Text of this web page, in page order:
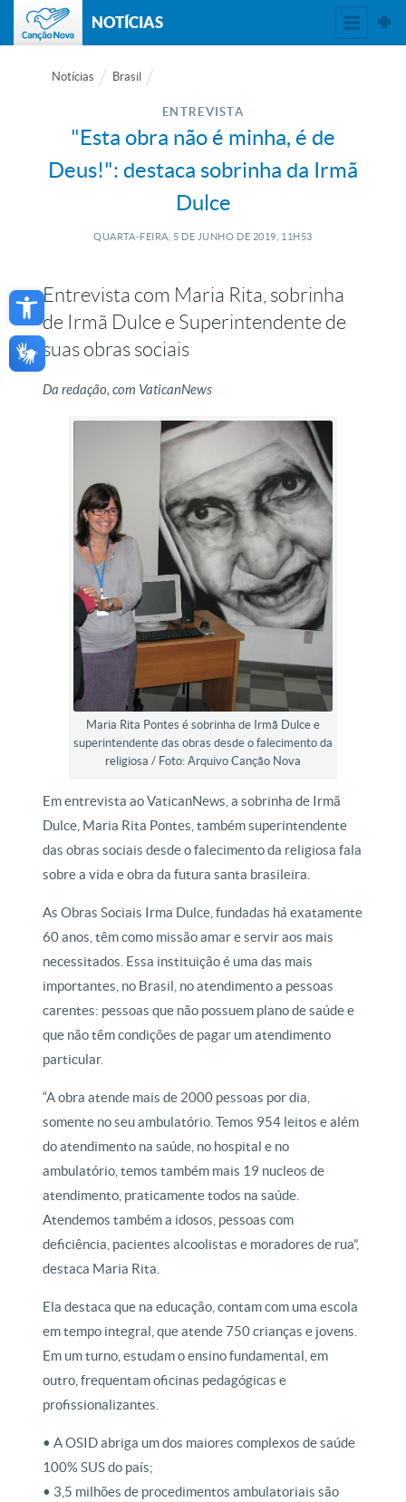
Open toolbar
NOTÍCIAS
Notícias Brasil
ENTREVISTA
"Esta obra não é minha, é de
Deus!": destaca sobrinha da Irmã
Dulce
QUARTA-FEIRA, 5 DE JUNHO DE 2019, 11H53
Entrevista com Maria Rita, sobrinha
de Irmã Dulce e Superintendente de
suas obras sociais
Da redação, com VaticanNews
Maria Rita Pontes é sobrinha de Irmã Dulce e
superintendente das obras desde o falecimento da
religiosa / Foto: Arquivo Canção Nova
Em entrevista ao VaticanNews, a sobrinha de Irmã
Dulce, Maria Rita Pontes, também superintendente
das obras sociais desde o falecimento da religiosa fala
sobre a vida e obra da futura santa brasileira.
As Obras Sociais Irma Dulce, fundadas há exatamente
60 anos, têm como missão amar e servir aos mais
necessitados. Essa instituição é uma das mais
importantes, no Brasil, no atendimento a pessoas
carentes: pessoas que não possuem plano de saúde e
que não têm condições de pagar um atendimento
particular.
“A obra atende mais de 2000 pessoas por dia,
somente no seu ambulatório. Temos 954 leitos e além
do atendimento na saúde, no hospital e no
ambulatório, temos também mais 19 nucleos de
atendimento, praticamente todos na saúde.
Atendemos também a idosos, pessoas com
deficiência, pacientes alcoolistas e moradores de rua”,
destaca Maria Rita.
Ela destaca que na educação, contam com uma escola
em tempo integral, que atende 750 crianças e jovens.
Em um turno, estudam o ensino fundamental, em
outro, frequentam oficinas pedagógicas e
profissionalizantes.
• A OSID abriga um dos maiores complexos de saúde
100% SUS do país;
• 3,5 milhões de procedimentos ambulatoriais são